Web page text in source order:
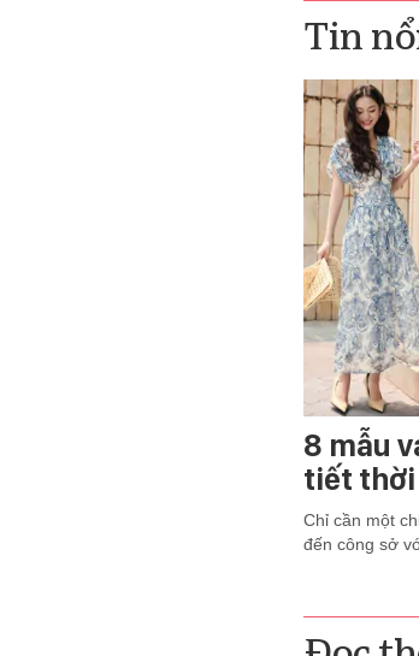
Tin
8 mẫu
tiết thời
Chỉ cần một
đến công sở